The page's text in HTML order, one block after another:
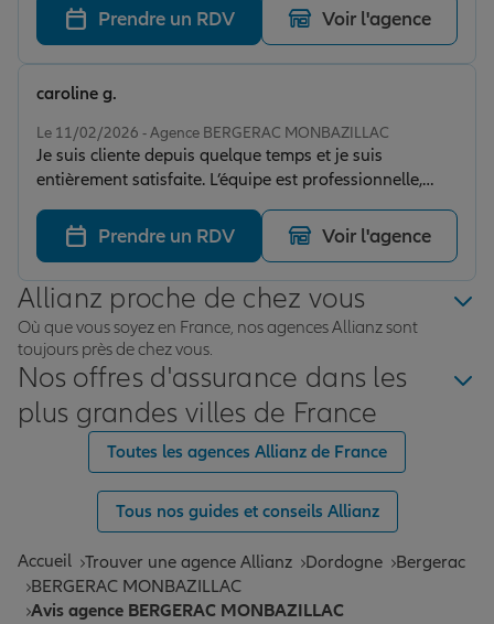
Prendre un RDV Voir l'agence
Le 11/02/2026 - Agence BERGERAC MONBAZILLAC
Je suis cliente depuis quelque temps et je suis
entièrement satisfaite. L’équipe est professionnelle,
réactive et toujours à l’écoute. Les conseillers prennent
le temps d’expliquer clairement les contrats et
proposent des solutions adaptées à mes besoins.
J’apprécie particulièrement leur disponibilité et leur
accompagnement personnalisé. On se sent vraiment
en confiance, ce qui est essentiel dans le domaine de
l’assurance.
caroline g.
Prendre un RDV Voir l'agence
Allianz proche de chez vous
Où que vous soyez en France, nos agences Allianz sont
toujours près de chez vous.
Nos offres d'assurance dans les
plus grandes villes de France
Toutes les agences Allianz de France
Tous nos guides et conseils Allianz
Accueil Trouver une agence Allianz Dordogne
Bergerac
BERGERAC MONBAZILLAC
Avis agence BERGERAC MONBAZILLAC